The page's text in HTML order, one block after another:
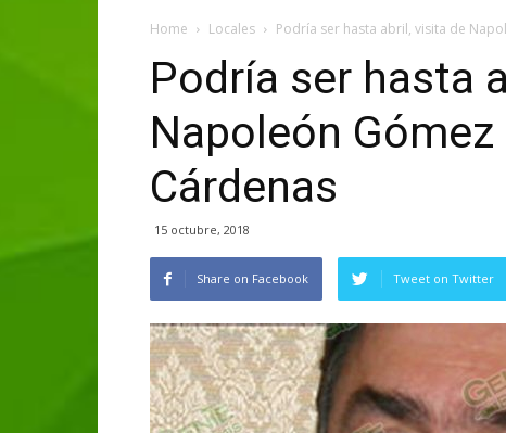
Home Locales Podría ser hasta abril, visita de
Podría ser hasta
Napoleón
Cárdenas
15 octubre, 2018
Share on Facebook Tweet on Twitter